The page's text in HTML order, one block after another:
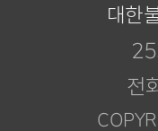
대한
전